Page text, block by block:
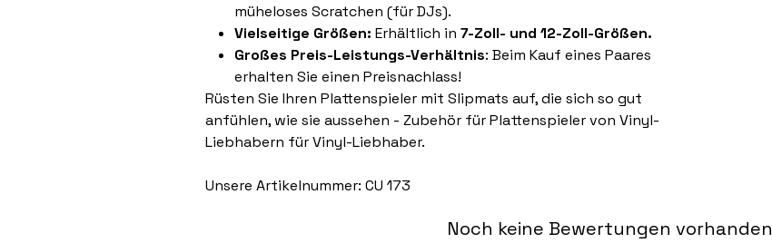
müheloses Scratchen (für DJs).
Vielseitige Größen: Erhältlich in 7-Zoll- und 12-Zoll-Größen.
Großes Preis-Leistungs-Verhältnis: Beim Kauf eines Paares
erhalten Sie einen Preisnachlass!
Rüsten Sie Ihren Plattenspieler mit Slipmats auf, die sich so gut
anfühlen, wie sie aussehen - Zubehör für Plattenspieler von Vinyl-
Liebhabern für Vinyl-Liebhaber.
Unsere Artikelnummer: CU 173
Noch keine Bewertungen vorhanden